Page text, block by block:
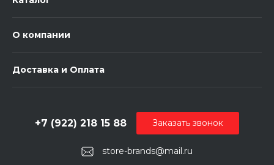
О компании
Доставка и Оплата
store-brands@mail.ru
+7 (922) 218 15 88 Заказать звонок